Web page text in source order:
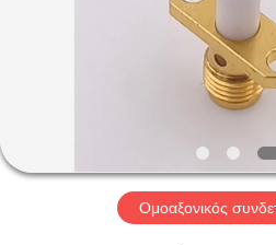
ΓΎΡΟΣ
ΕΡΓΟΣΤΑΣΊΩΝ
Ομοαξονικός